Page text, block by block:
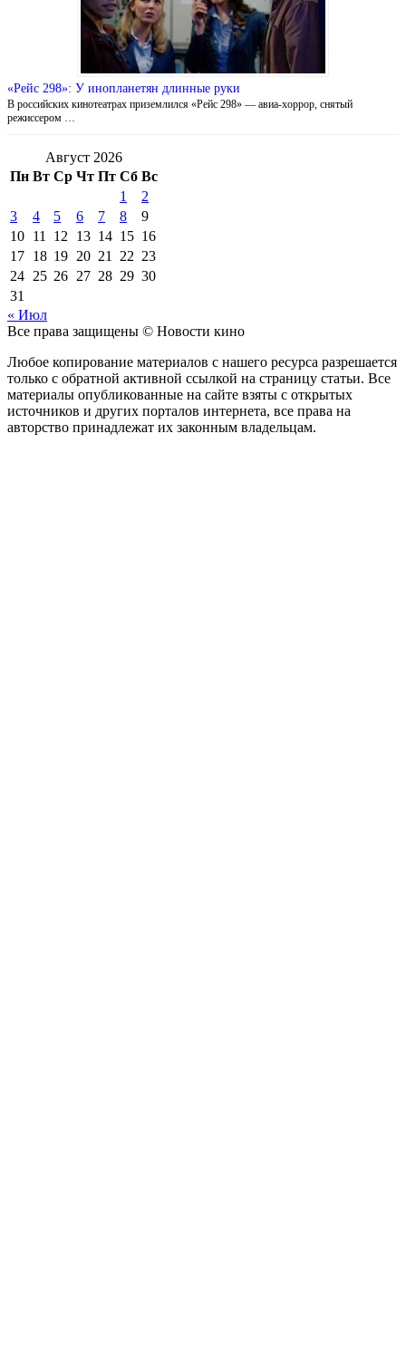
«Рейс 298»: У инопланетян длинные руки
В российских кинотеатрах приземлился «Рейс 298» — авиа-хоррор, снятый
режиссером …
Август 2026
Пн Вт Ср Чт Пт Сб Вс
1
2
3
4 5 6 7 8
9
10 11 12 13 14 15 16
17 18 19 20 21 22 23
24 25 26 27 28 29 30
31
« Июл
Все права защищены © Новости кино
Любое копирование материалов с нашего ресурса разрешается
только с обратной активной ссылкой на страницу статьи. Все
материалы опубликованные на сайте взяты с открытых
источников и других порталов интернета, все права на
авторство принадлежат их законным владельцам.